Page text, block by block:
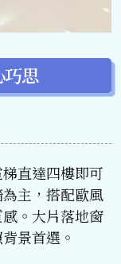
思
直達四樓即可
主，搭配歐風
。大片落地窗
景首選。